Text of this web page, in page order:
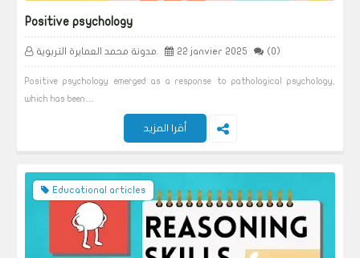
Positive psychology
22 janvier 2025 (0)
Positive psychology emerged as a response to pathological psychology,
which has been…
أقرا المزيد
Educational articles